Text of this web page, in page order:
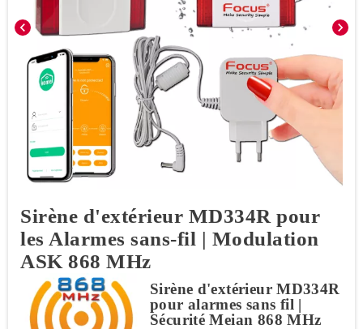
chevron_left chevron_right
Sirène d'extérieur MD334R pour
les Alarmes sans-fil | Modulation
ASK 868 MHz
Sirène d'extérieur MD334R
pour alarmes sans fil |
Sécurité Meian 868 MHz